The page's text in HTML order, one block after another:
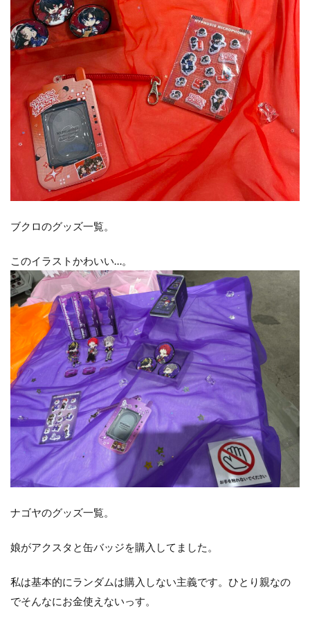
ブクロのグッズ一覧。
このイラストかわいい…。
ナゴヤのグッズ一覧。
娘がアクスタと缶バッジを購入してました。
私は基本的にランダムは購入しない主義です。ひとり親なの
でそんなにお金使えないっす。